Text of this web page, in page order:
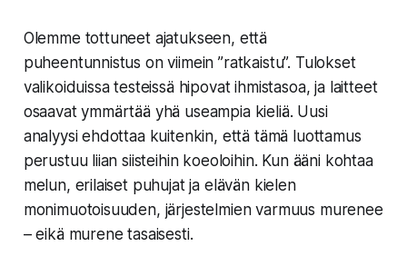
Olemme tottuneet ajatukseen, että
puheentunnistus on viimein ”ratkaistu”. Tulokset
valikoiduissa testeissä hipovat ihmistasoa, ja laitteet
osaavat ymmärtää yhä useampia kieliä. Uusi
analyysi ehdottaa kuitenkin, että tämä luottamus
perustuu liian siisteihin koeoloihin. Kun ääni kohtaa
melun, erilaiset puhujat ja elävän kielen
monimuotoisuuden, järjestelmien varmuus murenee
– eikä murene tasaisesti.